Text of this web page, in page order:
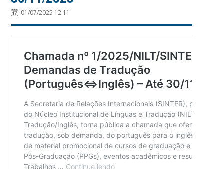
01/07/2025 12:11